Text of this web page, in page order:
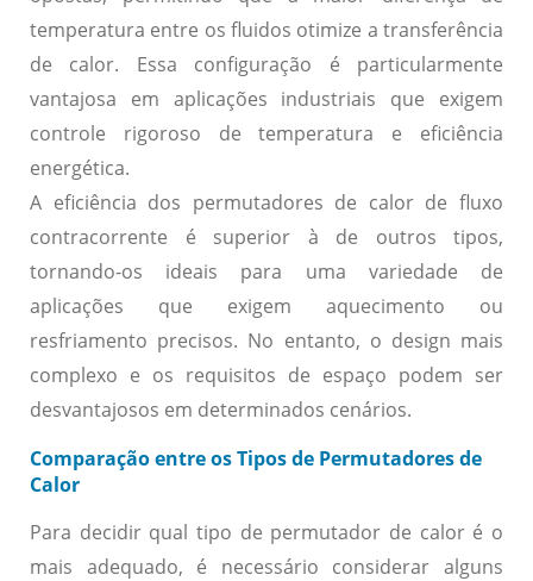
temperatura entre os fluidos otimize a transferência
de calor. Essa configuração é particularmente
vantajosa em aplicações industriais que exigem
controle rigoroso de temperatura e eficiência
energética.
A eficiência dos permutadores de calor de fluxo
contracorrente é superior à de outros tipos,
tornando-os ideais para uma variedade de
aplicações que exigem aquecimento ou
resfriamento precisos. No entanto, o design mais
complexo e os requisitos de espaço podem ser
desvantajosos em determinados cenários.
Comparação entre os Tipos de Permutadores de
Calor
Para decidir qual tipo de permutador de calor é o
mais adequado, é necessário considerar alguns